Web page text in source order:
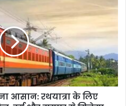
आसान: रथयात्रा के लिए